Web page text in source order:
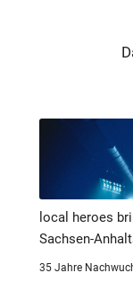
local heroes
Sachsen-
35 Jahre